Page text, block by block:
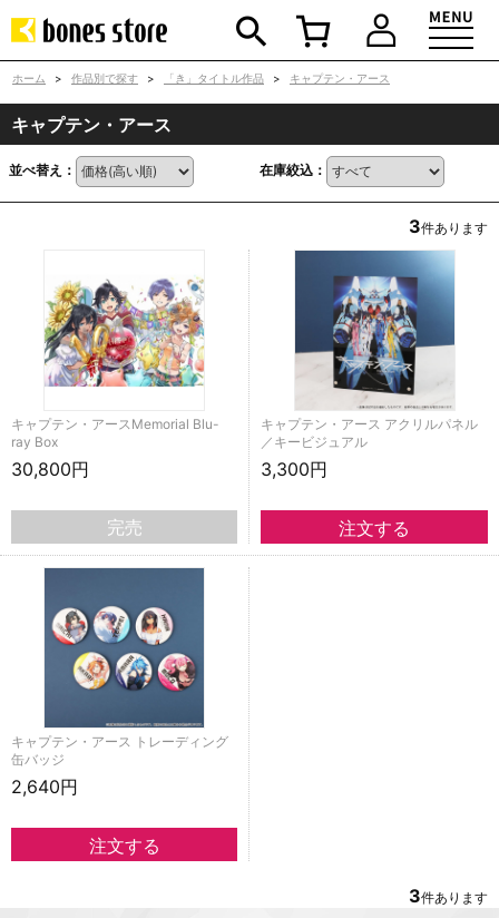
ホーム > 作品別で探す > 「き」タイトル作品 > キャプテン・アース
キャプテン・アース
並べ替え： 在庫絞込：
3件あります
キャプテン・アースMemorial Blu-
ray Box
30,800円
完売
キャプテン・アース アクリルパネル
／キービジュアル
3,300円
キャプテン・アース トレーディング
缶バッジ
2,640円
3件あります